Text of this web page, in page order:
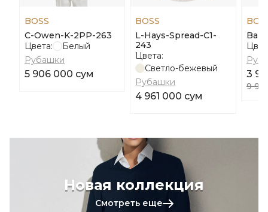
BOSS
C-Owen-K-2PP-263
Цвета:
Белый
Рубашки
5 906 000 сум
BOSS
L-Hays-Spread-C1-
243
Цвета:
Светло-бежевый
Рубашки
4 961 000 сум
3
9
Новая коллекция
Смотреть еще